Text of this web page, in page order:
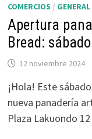
COMERCIOS / GENERAL
Apertura
Bread:
12 noviembre 2024
¡Hola! Este
nueva panadería
Plaza Lakuondo